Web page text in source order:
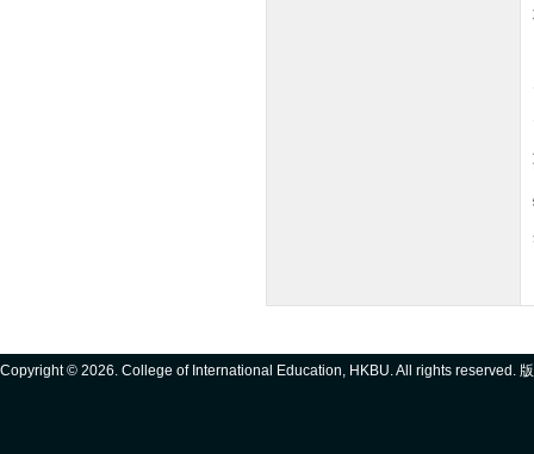
Copyright © 2026. College of International Education, HKBU. All rights reserved.